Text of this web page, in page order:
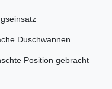
Duschwannen
Position gebracht